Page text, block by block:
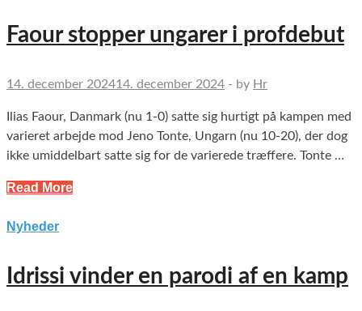
Faour stopper ungarer i profdebut
14. december 202414. december 2024 - by Hr
Ilias Faour, Danmark (nu 1-0) satte sig hurtigt på kampen med
varieret arbejde mod Jeno Tonte, Ungarn (nu 10-20), der dog
ikke umiddelbart satte sig for de varierede træffere. Tonte …
Read More
Nyheder
Idrissi vinder en parodi af en kamp